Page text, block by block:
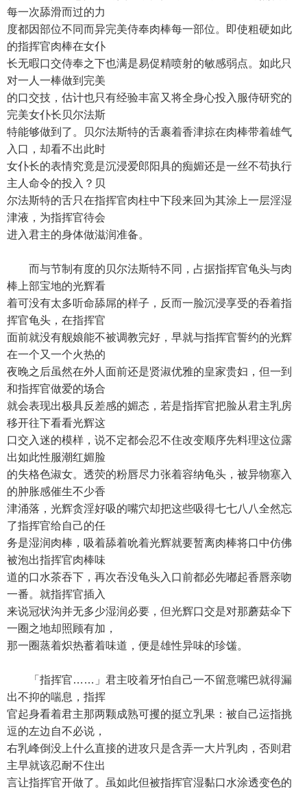
每一次舔滑而过的力
度都因部位不同而异完美侍奉肉棒每一部位。即使粗硬如此
的指挥官肉棒在女仆
长无暇口交侍奉之下也满是易促精喷射的敏感弱点。如此只
对一人一棒做到完美
的口交技，估计也只有经验丰富又将全身心投入服侍研究的
完美女仆长贝尔法斯
特能够做到了。贝尔法斯特的舌裹着香津掠在肉棒带着雄气
入口，却看不出此时
女仆长的表情究竟是沉浸爱郎阳具的痴媚还是一丝不苟执行
主人命令的投入？贝
尔法斯特的舌只在指挥官肉柱中下段来回为其涂上一层淫湿
津液，为指挥官待会
进入君主的身体做滋润准备。
而与节制有度的贝尔法斯特不同，占据指挥官龟头与肉
棒上部宝地的光辉看
着可没有太多听命舔屌的样子，反而一脸沉浸享受的吞着指
挥官龟头，在指挥官
面前就没有舰娘能不被调教完好，早就与指挥官誓约的光辉
在一个又一个火热的
夜晚之后虽然在外人面前还是贤淑优雅的皇家贵妇，但一到
和指挥官做爱的场合
就会表现出极具反差感的媚态，若是指挥官把脸从君主乳房
移开往下看看光辉这
口交入迷的模样，说不定都会忍不住改变顺序先料理这位露
出如此性服潮红媚脸
的失格色淑女。透荧的粉唇尽力张着容纳龟头，被异物塞入
的肿胀感催生不少香
津涌落，光辉贪淫好吸的嘴穴却把这些吸得七七八八全然忘
了指挥官给自己的任
务是湿润肉棒，吸着舔着吮着光辉就要暂离肉棒将口中仿佛
被泡出指挥官肉棒味
道的口水茶吞下，再次吞没龟头入口前都必先嘟起香唇亲吻
一番。就指挥官插入
来说冠状沟并无多少湿润必要，但光辉口交是对那蘑菇伞下
一圈之地却照顾有加，
那一圈蒸着炽热蓄着味道，便是雄性异味的珍馐。
「指挥官……」君主咬着牙怕自己一不留意嘴巴就得漏
出不抑的喘息，指挥
官起身看着君主那两颗成熟可攫的挺立乳果：被自己运指挑
逗的左边自不必说，
右乳峰倒没上什么直接的进攻只是含弄一大片乳肉，否则君
主早就该忍耐不住出
言让指挥官开做了。虽如此但被指挥官湿黏口水涂透变色的